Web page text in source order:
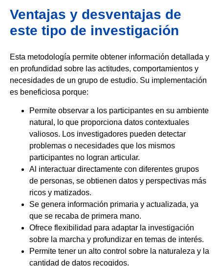
Ventajas y desventajas de
este tipo de investigación
Esta metodología permite obtener información detallada y
en profundidad sobre las actitudes, comportamientos y
necesidades de un grupo de estudio. Su implementación
es beneficiosa porque:
Permite observar a los participantes en su ambiente
natural, lo que proporciona datos contextuales
valiosos. Los investigadores pueden detectar
problemas o necesidades que los mismos
participantes no logran articular.
Al interactuar directamente con diferentes grupos
de personas, se obtienen datos y perspectivas más
ricos y matizados.
Se genera información primaria y actualizada, ya
que se recaba de primera mano.
Ofrece flexibilidad para adaptar la investigación
sobre la marcha y profundizar en temas de interés.
Permite tener un alto control sobre la naturaleza y la
cantidad de datos recogidos.